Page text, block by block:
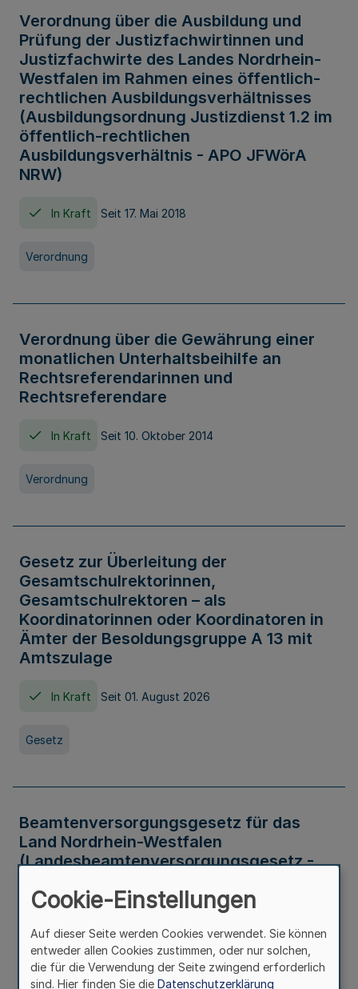
Verordnung über die Ausbildung und
Prüfung der Justizfachwirtinnen und
Justizfachwirte des Landes Nordrhein-
Westfalen im Rahmen eines öffentlich-
rechtlichen Ausbildungsverhältnisses
(Ausbildungsordnung Justizdienst 1.2 im
öffentlich-rechtlichen
Ausbildungsverhältnis - APO JFWörA
NRW)
In Kraft Seit 17. Mai 2018
Verordnung
Verordnung über die Gewährung einer
monatlichen Unterhaltsbeihilfe an
Rechtsreferendarinnen und
Rechtsreferendare
In Kraft Seit 10. Oktober 2014
Verordnung
Gesetz zur Überleitung der
Gesamtschulrektorinnen,
Gesamtschulrektoren – als
Koordinatorinnen oder Koordinatoren in
Ämter der Besoldungsgruppe A 13 mit
Amtszulage
In Kraft Seit 01. August 2026
Gesetz
Beamtenversorgungsgesetz für das
Land Nordrhein-Westfalen
(Landesbeamtenversorgungsgesetz -
Gesetz
Cookie-Einstellungen
Auf dieser Seite werden Cookies verwendet. Sie können
entweder allen Cookies zustimmen, oder nur solchen,
die für die Verwendung der Seite zwingend erforderlich
sind. Hier finden Sie die Datenschutzerklärung